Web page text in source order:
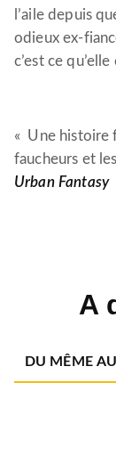
l’aile depuis
odieux ex-
c’est ce
« Une histoire
faucheurs et
Urban Fantasy
A
DU MÊME